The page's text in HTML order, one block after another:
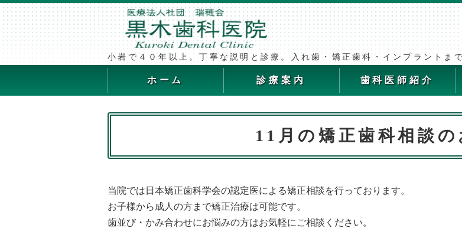
黒木歯科医院｜
小岩で４０年以上。丁寧な説明と診療。入れ歯・矯正歯科・インプラントま
ホーム 診療案内 歯科医師紹介
11月の矯正歯科相談の
当院では日本矯正歯科学会の認定医による矯正相談を行っております。
お子様から成人の方まで矯正治療は可能です。
歯並び・かみ合わせにお悩みの方はお気軽にご相談ください。